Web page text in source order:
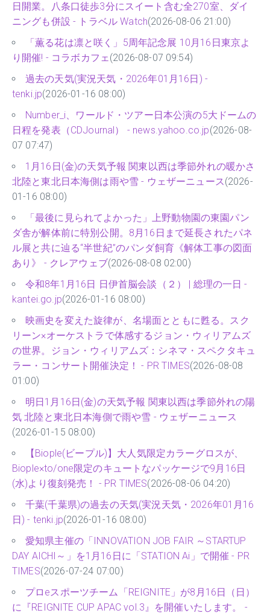
日開業。八条口徒歩3分にスイート含む全270室、ダイ
ニングも併設 - トラベル Watch(2026-08-06 21:00)
「薫る花は凛と咲く」5周年記念展 10月16日東京よ
り開催! - コラボカフェ(2026-08-07 09:54)
過去の天気(実況天気・2026年01月16日) -
tenki.jp(2026-01-16 08:00)
Number_i、ワールド・ツアー日本公演の5大ドームの
日程を発表（CDJournal） - news.yahoo.co.jp(2026-08-
07 07:47)
1月16日(金)の天気予報 関東以西は季節外れの暖かさ
北陸と東北日本海側は雨や雪 - ウェザーニュース(2026-
01-16 08:00)
「最後に見られてよかった」上野動物園の東園パン
ダ舎が解体前に特別公開。8月16日まで延長されたパネ
ル展と共に辿る“半世紀”のパンダ飼育《解体工事の図面
あり》 - クレアウェブ(2026-08-08 02:00)
令和8年1月16日 日伊首脳会談（２） | 総理の一日 -
kantei.go.jp(2026-01-16 08:00)
映画史を変えた旋律が、名場面とともに甦る。スク
リーン×オーケストラで体感するジョン・ウィリアムズ
の世界。ジョン・ウィリアムズ：シネマ・スペクタキュ
ラー・コンサート開催決定！ - PR TIMES(2026-08-08
01:00)
明日1月16日(金)の天気予報 関東以西は季節外れの陽
気 北陸と東北日本海側で雨や雪 - ウェザーニュース
(2026-01-15 08:00)
【Biople(ビープル)】大人気限定カラーグロスが、
Biople×to/one限定のキュートなパッケージで9月16日
(水)より復刻発売！ - PR TIMES(2026-08-06 04:20)
千葉(千葉県)の過去の天気(実況天気・2026年01月16
日) - tenki.jp(2026-01-16 08:00)
愛知県主催の「INNOVATION JOB FAIR ～STARTUP
DAY AICHI～」を1月16日に「STATION Ai」で開催 - PR
TIMES(2026-07-24 07:00)
プロeスポーツチーム「REIGNITE」が8月16日（日）
に『REIGNITE CUP APAC vol.3』を開催いたします。 -